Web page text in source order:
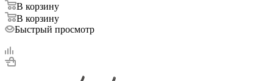
В корзину
В корзину
Быстрый просмотр